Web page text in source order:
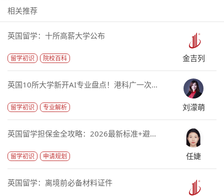
相关推荐
英国留学：十所高薪大学公布
留学初识 院校百科 金吉列
英国10所大学新开AI专业盘点！港科广一次...
留学初识 专业解析 刘濛萌
英国留学担保金全攻略：2026最新标准+避...
留学初识 申请规划 任婕
英国留学：离境前必备材料证件